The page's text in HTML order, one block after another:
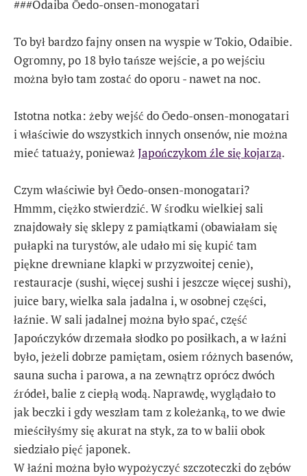
###Odaiba Ōedo-onsen-monogatari
To był bardzo fajny onsen na wyspie w Tokio, Odaibie.
Ogromny, po 18 było tańsze wejście, a po wejściu
można było tam zostać do oporu - nawet na noc.
Istotna notka: żeby wejść do Ōedo-onsen-monogatari
i właściwie do wszystkich innych onsenów, nie można
mieć tatuaży, ponieważ Japończykom źle się kojarzą.
Czym właściwie był Ōedo-onsen-monogatari?
Hmmm, ciężko stwierdzić. W środku wielkiej sali
znajdowały się sklepy z pamiątkami (obawiałam się
pułapki na turystów, ale udało mi się kupić tam
piękne drewniane klapki w przyzwoitej cenie),
restauracje (sushi, więcej sushi i jeszcze więcej sushi),
juice bary, wielka sala jadalna i, w osobnej części,
łaźnie. W sali jadalnej można było spać, część
Japończyków drzemała słodko po posiłkach, a w łaźni
było, jeżeli dobrze pamiętam, osiem różnych basenów,
sauna sucha i parowa, a na zewnątrz oprócz dwóch
źródeł, balie z ciepłą wodą. Naprawdę, wyglądało to
jak beczki i gdy weszłam tam z koleżanką, to we dwie
mieściłyśmy się akurat na styk, za to w balii obok
siedziało pięć japonek.
W łaźni można było wypożyczyć szczoteczki do zębów